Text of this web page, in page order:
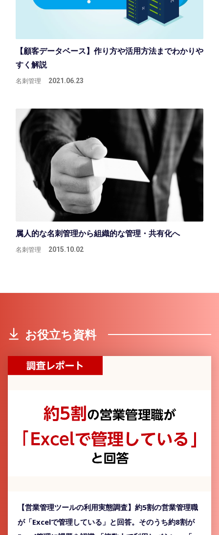
【顧客データベース】作り方や活用方法までわかりや
すく解説
名刺管理 2021.06.23
属人的な名刺管理から組織的な管理・共有化へ
名刺管理 2015.10.02
お役立ち資料
【営業管理ツールの利用実態調査】約5割の営業管理職
が「Excelで管理している」と回答。そのうち約8割が